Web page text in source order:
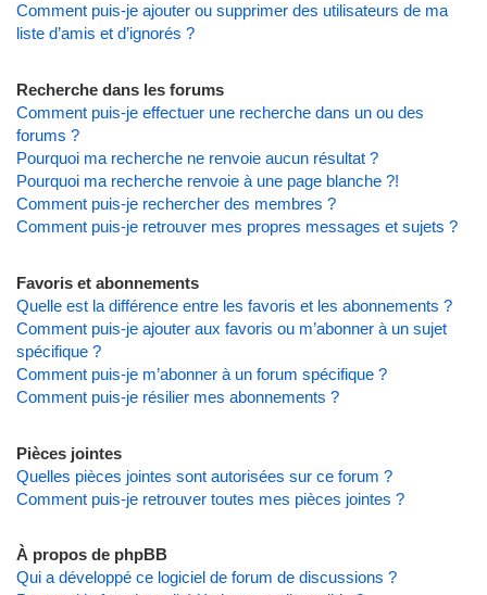
Comment puis-je ajouter ou supprimer des utilisateurs de ma
liste d’amis et d’ignorés ?
Recherche dans les forums
Comment puis-je effectuer une recherche dans un ou des
forums ?
Pourquoi ma recherche ne renvoie aucun résultat ?
Pourquoi ma recherche renvoie à une page blanche ?!
Comment puis-je rechercher des membres ?
Comment puis-je retrouver mes propres messages et sujets ?
Favoris et abonnements
Quelle est la différence entre les favoris et les abonnements ?
Comment puis-je ajouter aux favoris ou m’abonner à un sujet
spécifique ?
Comment puis-je m’abonner à un forum spécifique ?
Comment puis-je résilier mes abonnements ?
Pièces jointes
Quelles pièces jointes sont autorisées sur ce forum ?
Comment puis-je retrouver toutes mes pièces jointes ?
À propos de phpBB
Qui a développé ce logiciel de forum de discussions ?